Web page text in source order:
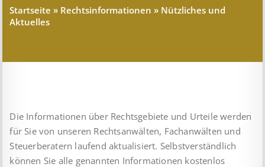
Startseite » Rechtsinformationen » Nützliches und
Aktuelles
Die Informationen über Rechtsgebiete und Urteile werden
für Sie von unseren Rechtsanwälten, Fachanwälten und
Steuerberatern laufend aktualisiert. Selbstverständlich
können Sie alle genannten Informationen kostenlos